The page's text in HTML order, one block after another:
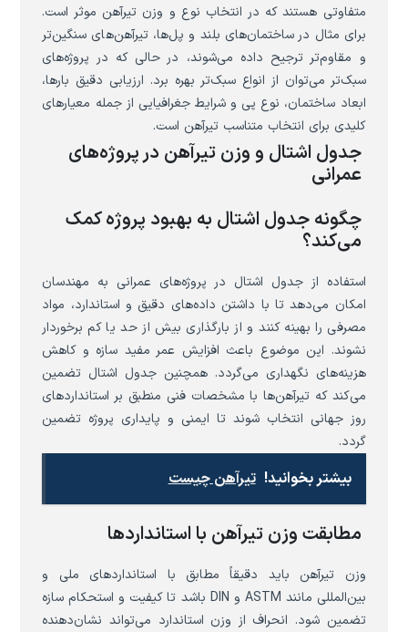
متفاوتی هستند که در انتخاب نوع و وزن تیرآهن موثر است.
برای مثال در ساختمان‌های بلند و پل‌ها، تیرآهن‌های سنگین‌تر
و مقاوم‌تر ترجیح داده می‌شوند، در حالی که در پروژه‌های
سبک‌تر می‌توان از انواع سبک‌تر بهره برد. ارزیابی دقیق بارها،
ابعاد ساختمان، نوع پی و شرایط جغرافیایی از جمله معیارهای
کلیدی برای انتخاب متناسب تیرآهن است.
جدول اشتال و وزن تیرآهن در پروژه‌های
عمرانی
چگونه جدول اشتال به بهبود پروژه کمک
می‌کند؟
استفاده از جدول اشتال در پروژه‌های عمرانی به مهندسان
امکان می‌دهد تا با داشتن داده‌های دقیق و استاندارد، مواد
مصرفی را بهینه کنند و از بارگذاری بیش از حد یا کم برخوردار
نشوند. این موضوع باعث افزایش عمر مفید سازه و کاهش
هزینه‌های نگهداری می‌گردد. همچنین جدول اشتال تضمین
می‌کند که تیرآهن‌ها با مشخصات فنی منطبق بر استانداردهای
روز جهانی انتخاب شوند تا ایمنی و پایداری پروژه تضمین
گردد.
بیشتر بخوانید! تیرآهن چیست
مطابقت وزن تیرآهن با استانداردها
وزن تیرآهن باید دقیقاً مطابق با استانداردهای ملی و
بین‌المللی مانند ASTM و DIN باشد تا کیفیت و استحکام سازه
تضمین شود. انحراف از وزن استاندارد می‌تواند نشان‌دهنده